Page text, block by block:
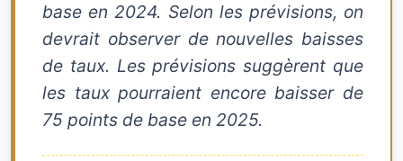
base en 2024. Selon les prévisions, on
devrait observer de nouvelles baisses
de taux. Les prévisions suggèrent que
les taux pourraient encore baisser de
75 points de base en 2025.